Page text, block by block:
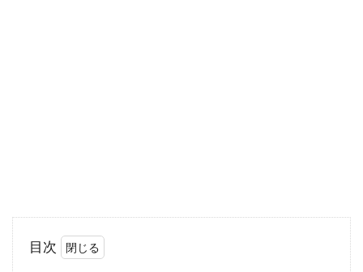
漬けやデザートの作り方！
目次